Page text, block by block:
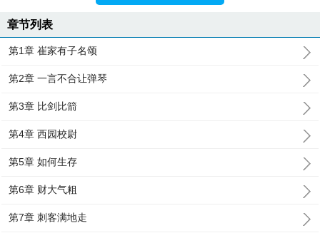
章节列表
第1章 崔家有子名颂
第2章 一言不合让弹琴
第3章 比剑比箭
第4章 西园校尉
第5章 如何生存
第6章 财大气粗
第7章 刺客满地走